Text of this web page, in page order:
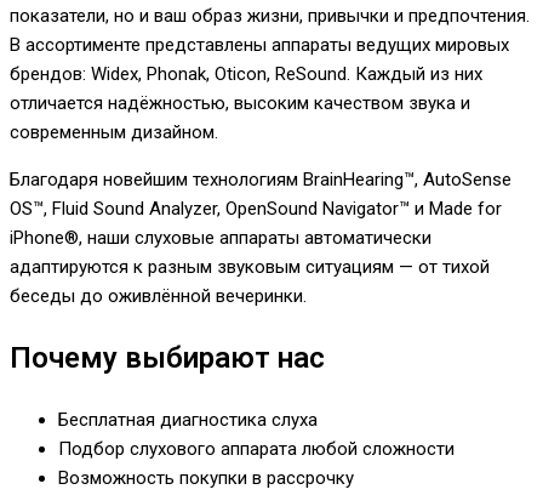
показатели, но и ваш образ жизни, привычки и предпочтения.
В ассортименте представлены аппараты ведущих мировых
брендов: Widex, Phonak, Oticon, ReSound. Каждый из них
отличается надёжностью, высоким качеством звука и
современным дизайном.
Благодаря новейшим технологиям BrainHearing™, AutoSense
OS™, Fluid Sound Analyzer, OpenSound Navigator™ и Made for
iPhone®, наши слуховые аппараты автоматически
адаптируются к разным звуковым ситуациям — от тихой
беседы до оживлённой вечеринки.
Почему выбирают нас
Бесплатная диагностика слуха
Подбор слухового аппарата любой сложности
Возможность покупки в рассрочку